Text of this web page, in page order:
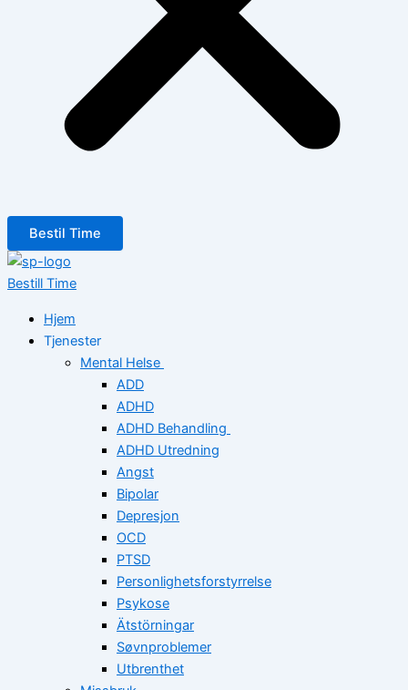
Bestil Time
Bestill Time
Hjem
Tjenester
Mental Helse
ADD
ADHD
ADHD Behandling
ADHD Utredning
Angst
Bipolar
Depresjon
OCD
PTSD
Personlighetsforstyrrelse
Psykose
Ätstörningar
Søvnproblemer
Utbrenthet